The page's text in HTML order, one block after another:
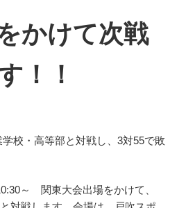
かけて次戦
！！
校・高等部と対戦し、3対55で敗
～ 関東大会出場をかけて、